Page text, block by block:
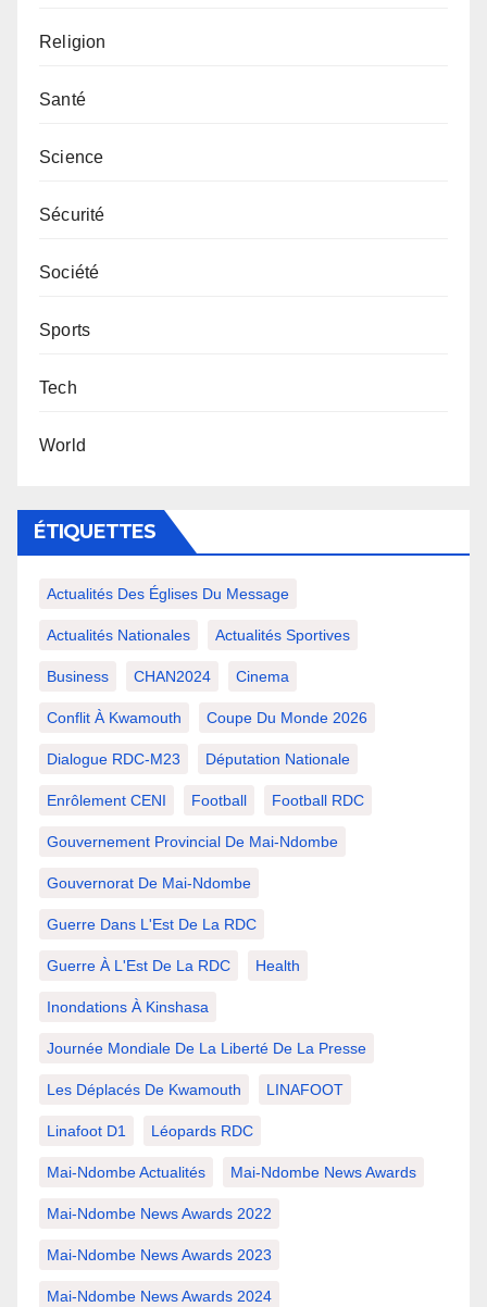
Religion
Santé
Science
Sécurité
Société
Sports
Tech
World
ÉTIQUETTES
Actualités Des Églises Du Message
Actualités Nationales Actualités Sportives
Business CHAN2024 Cinema
Conflit À Kwamouth Coupe Du Monde 2026
Dialogue RDC-M23 Députation Nationale
Enrôlement CENI Football Football RDC
Gouvernement Provincial De Mai-Ndombe
Gouvernorat De Mai-Ndombe
Guerre Dans L'Est De La RDC
Guerre À L'Est De La RDC Health
Inondations À Kinshasa
Journée Mondiale De La Liberté De La Presse
Les Déplacés De Kwamouth LINAFOOT
Linafoot D1 Léopards RDC
Mai-Ndombe Actualités Mai-Ndombe News Awards
Mai-Ndombe News Awards 2022
Mai-Ndombe News Awards 2023
Mai-Ndombe News Awards 2024